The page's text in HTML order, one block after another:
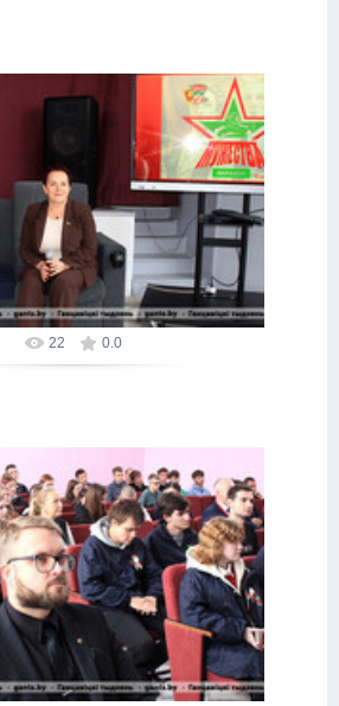
09.10.2025
Alex
22 0.0
09.10.2025
Alex